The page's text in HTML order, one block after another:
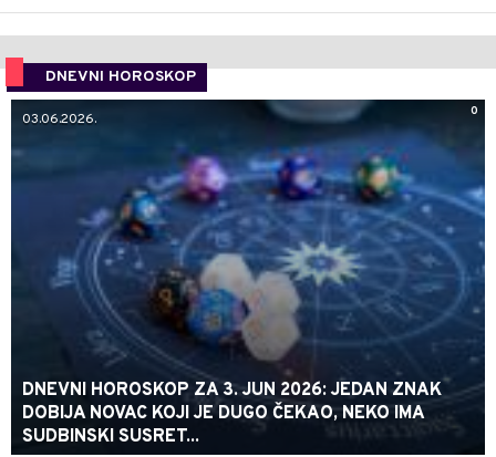
DNEVNI HOROSKOP
0
03.06.2026.
DNEVNI HOROSKOP ZA 3. JUN 2026: JEDAN ZNAK
DOBIJA NOVAC KOJI JE DUGO ČEKAO, NEKO IMA
SUDBINSKI SUSRET...